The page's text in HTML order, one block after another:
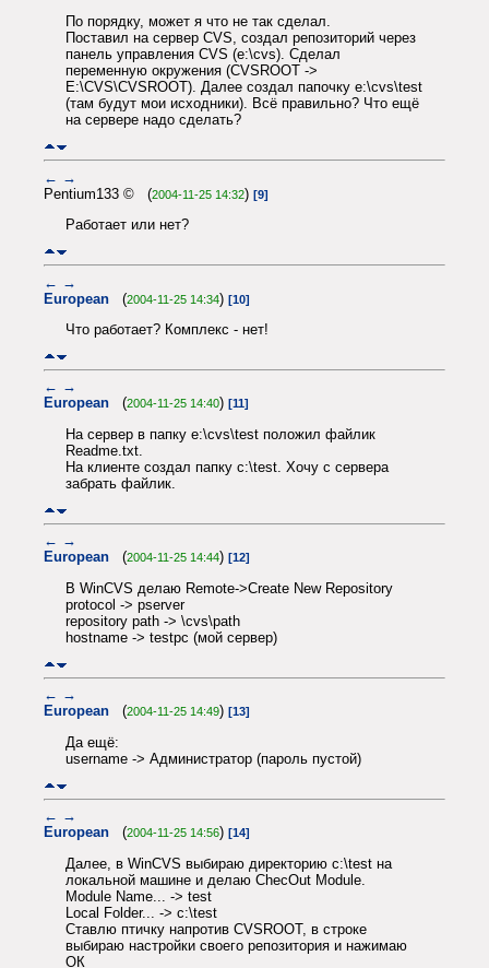
По порядку, может я что не так сделал.
Поставил на сервер CVS, создал репозиторий через
панель управления CVS (e:\cvs). Сделал
переменную окружения (CVSROOT ->
E:\CVS\CVSROOT). Далее создал папочку e:\cvs\test
(там будут мои исходники). Всё правильно? Что ещё
на сервере надо сделать?
← →
Pentium133 © (2004-11-25 14:32) [9]
Работает или нет?
← →
European (2004-11-25 14:34) [10]
Что работает? Комплекс - нет!
← →
European (2004-11-25 14:40) [11]
На сервер в папку e:\cvs\test положил файлик
Readme.txt.
На клиенте создал папку c:\test. Хочу с сервера
забрать файлик.
← →
European (2004-11-25 14:44) [12]
В WinCVS делаю Remote->Create New Repository
protocol -> pserver
repository path -> \cvs\path
hostname -> testpc (мой сервер)
← →
European (2004-11-25 14:49) [13]
Да ещё:
username -> Администратор (пароль пустой)
← →
European (2004-11-25 14:56) [14]
Далее, в WinCVS выбираю директорию c:\test на
локальной машине и делаю ChecOut Module.
Module Name... -> test
Local Folder... -> c:\test
Ставлю птичку напротив CVSROOT, в строке
выбираю настройки своего репозитория и нажимаю
ОК